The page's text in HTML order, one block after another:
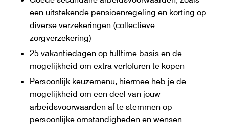
een uitstekende pensioenregeling en korting op
diverse verzekeringen (collectieve
zorgverzekering)
25 vakantiedagen op fulltime basis en de
mogelijkheid om extra verlofuren te kopen
Persoonlijk keuzemenu, hiermee heb je de
mogelijkheid om een deel van jouw
arbeidsvoorwaarden af te stemmen op
persoonlijke omstandigheden en wensen